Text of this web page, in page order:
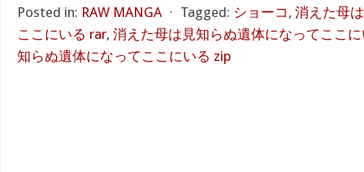
Posted in: RAW MANGA ⋅ Tagged: ショーコ , 消えた母
ここにいる rar, 消えた母は見知らぬ遺体になってここ
知らぬ遺体になってここにいる zip